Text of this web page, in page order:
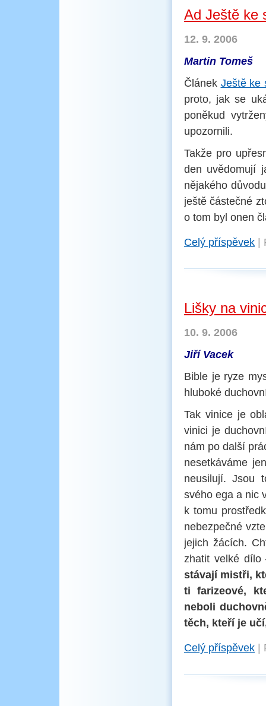
Ad Ještě ke
12. 9. 2006
Martin Tomeš
Článek Ještě ke
proto, jak se
poněkud
upozornili.
Takže pro
den uvědomují
nějakého
ještě částečné
o tom byl onen
Celý příspěvek
Lišky na
10. 9. 2006
Jiří Vacek
Bible je ryze
hluboké
Tak vinice je
vinici je
nám po další
nesetkáváme
neusilují. Jsou
svého ega a nic
k tomu
nebezpečné
jejich žácích.
zhatit velké
stávají mistři,
ti farizeové,
neboli
těch, kteří je
Celý příspěvek